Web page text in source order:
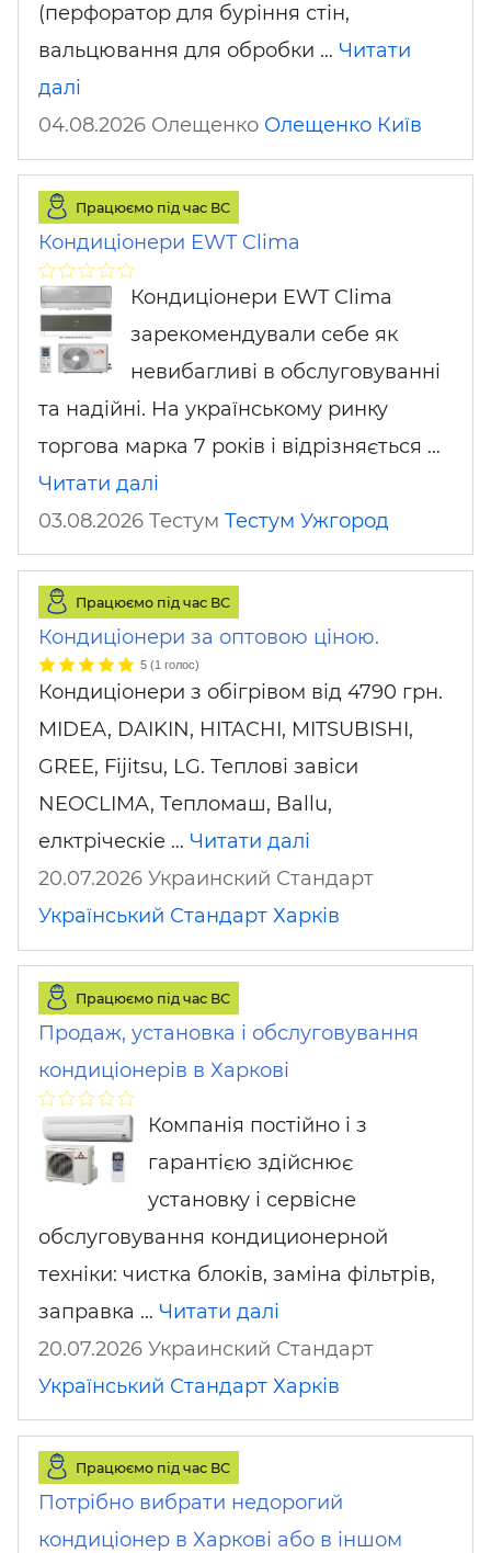
(перфоратор для буріння стін,
вальцювання для обробки … Читати
далі
04.08.2026 Олещенко Олещенко Київ
Працюємо під час ВС
Кондиціонери EWT Clima
Кондиціонери EWT Clima
зарекомендували себе як
невибагливі в обслуговуванні
та надійні. На українському ринку
торгова марка 7 років і відрізняється …
Читати далі
03.08.2026 Тестум Тестум Ужгород
Працюємо під час ВС
Кондиціонери за оптовою ціною.
5 (1 голос)
Кондиціонери з обігрівом від 4790 грн.
MIDEA, DAIKIN, HITACHI, MITSUBISHI,
GREE, Fijitsu, LG. Теплові завіси
NEOCLIMA, Тепломаш, Ballu,
елктріческіе … Читати далі
20.07.2026 Украинский Стандарт
Український Стандарт Харків
Працюємо під час ВС
Продаж, установка і обслуговування
кондиціонерів в Харкові
Компанія постійно і з
гарантією здійснює
установку і сервісне
обслуговування кондиционерной
техніки: чистка блоків, заміна фільтрів,
заправка … Читати далі
20.07.2026 Украинский Стандарт
Український Стандарт Харків
Працюємо під час ВС
Потрібно вибрати недорогий
кондиціонер в Харкові або в іншом